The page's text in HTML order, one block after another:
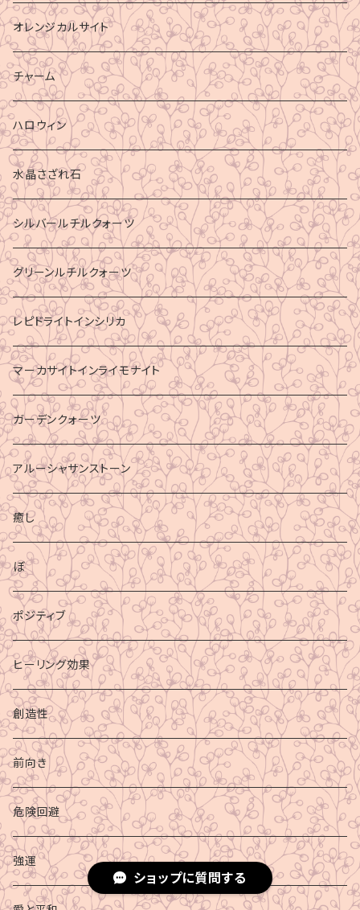
オレンジカルサイト
チャーム
ハロウィン
水晶さざれ石
シルバールチルクォーツ
グリーンルチルクォーツ
レピドライトインシリカ
マーカサイトインライモナイト
ガーデンクォーツ
アルーシャサンストーン
癒し
ぼ
ポジティブ
ヒーリング効果
創造性
前向き
危険回避
強運
ショップに質問する